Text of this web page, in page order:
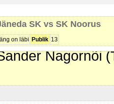
SK vs SK Noorus
on läbi Publik 13
Nagornõi (